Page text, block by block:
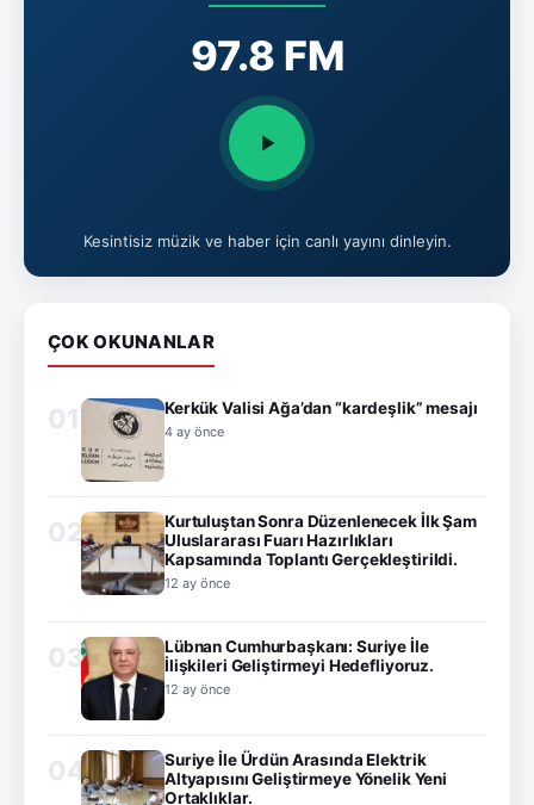
97.8 FM
Kesintisiz müzik ve haber için canlı yayını dinleyin.
ÇOK OKUNANLAR
01 Kerkük Valisi Ağa’dan “kardeşlik” mesajı
4 ay önce
02
Kurtuluştan Sonra Düzenlenecek İlk Şam
Uluslararası Fuarı Hazırlıkları
Kapsamında Toplantı Gerçekleştirildi.
12 ay önce
03
Lübnan Cumhurbaşkanı: Suriye İle
İlişkileri Geliştirmeyi Hedefliyoruz.
12 ay önce
04
Suriye İle Ürdün Arasında Elektrik
Altyapısını Geliştirmeye Yönelik Yeni
Ortaklıklar.